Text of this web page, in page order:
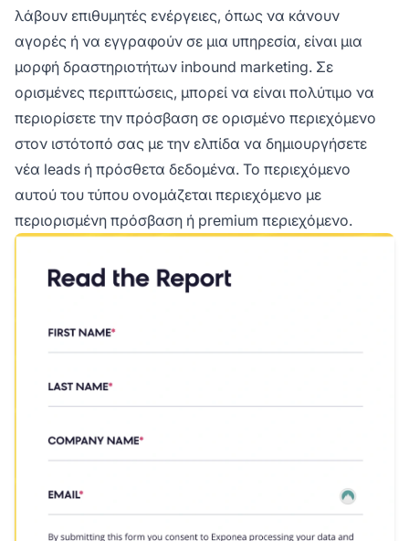
λάβουν επιθυμητές ενέργειες, όπως να κάνουν
αγορές ή να εγγραφούν σε μια υπηρεσία, είναι μια
μορφή δραστηριοτήτων inbound marketing. Σε
ορισμένες περιπτώσεις, μπορεί να είναι πολύτιμο να
περιορίσετε την πρόσβαση σε ορισμένο περιεχόμενο
στον ιστότοπό σας με την ελπίδα να δημιουργήσετε
νέα leads ή πρόσθετα δεδομένα. Το περιεχόμενο
αυτού του τύπου ονομάζεται περιεχόμενο με
περιορισμένη πρόσβαση ή premium περιεχόμενο.